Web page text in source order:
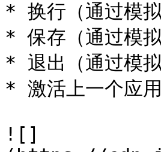
* 换行（通过模
* 保存（通过模
* 退出（通过模
* 激活上一个应
![]